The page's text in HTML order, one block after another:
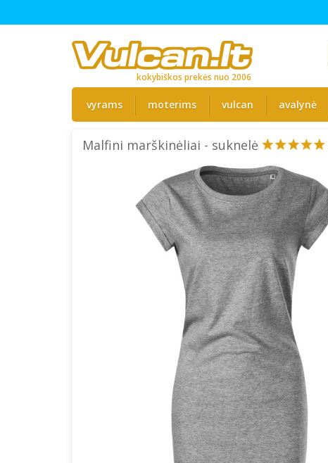
kokybiškos prekės nuo 2006
vyrams moterims vulcan avalynė
Malfini marškinėliai - suknelė